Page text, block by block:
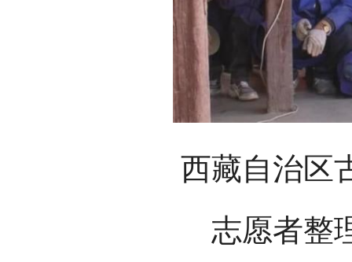
西藏自治区
志愿者整